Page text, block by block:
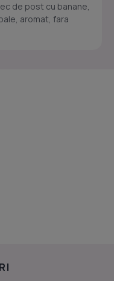
de post cu banane,
aromat, fara